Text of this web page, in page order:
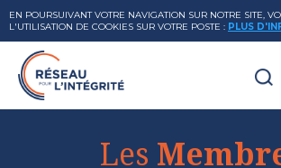
EN POURSUIVANT VOTRE NAVIGATION SUR NOTRE SITE,
L'UTILISATION DE COOKIES SUR VOTRE POSTE : PLUS
Les